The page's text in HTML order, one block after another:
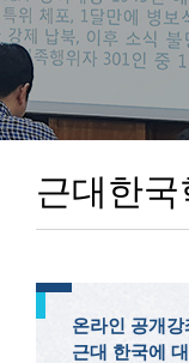
근대한
온라인 공개
근대 한국에